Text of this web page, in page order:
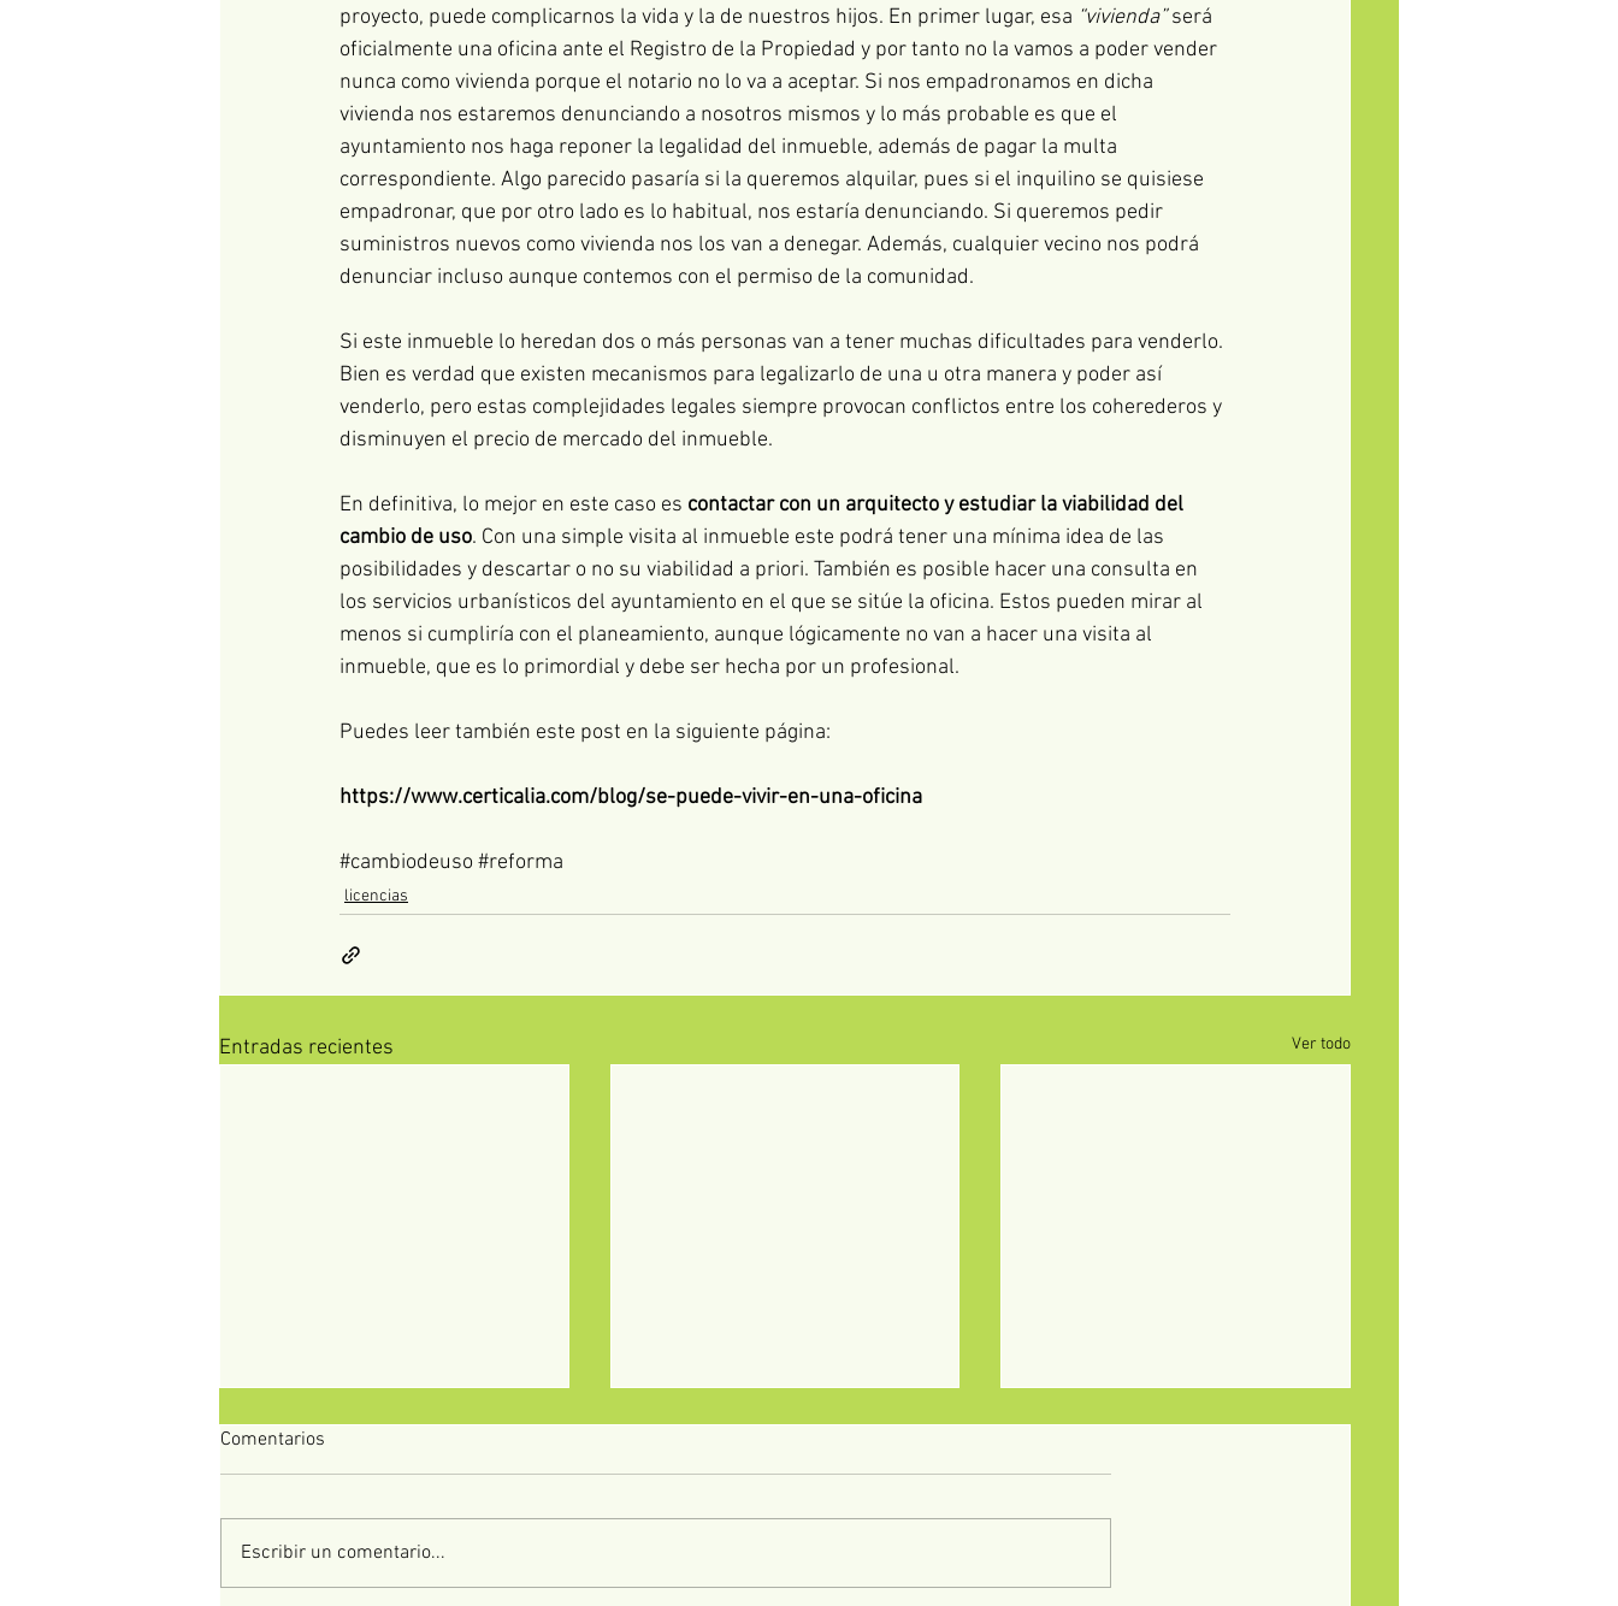
proyecto, puede complicarnos la vida y la de nuestros hijos. En primer lugar, esa “vivienda” será
oficialmente una oficina ante el Registro de la Propiedad y por tanto no la vamos a poder vender
nunca como vivienda porque el notario no lo va a aceptar. Si nos empadronamos en dicha
vivienda nos estaremos denunciando a nosotros mismos y lo más probable es que el
ayuntamiento nos haga reponer la legalidad del inmueble, además de pagar la multa
correspondiente. Algo parecido pasaría si la queremos alquilar, pues si el inquilino se quisiese
empadronar, que por otro lado es lo habitual, nos estaría denunciando. Si queremos pedir
suministros nuevos como vivienda nos los van a denegar. Además, cualquier vecino nos podrá
denunciar incluso aunque contemos con el permiso de la comunidad.
Si este inmueble lo heredan dos o más personas van a tener muchas dificultades para venderlo.
Bien es verdad que existen mecanismos para legalizarlo de una u otra manera y poder así
venderlo, pero estas complejidades legales siempre provocan conflictos entre los coherederos y
disminuyen el precio de mercado del inmueble.
En definitiva, lo mejor en este caso es contactar con un arquitecto y estudiar la viabilidad del
cambio de uso. Con una simple visita al inmueble este podrá tener una mínima idea de las
posibilidades y descartar o no su viabilidad a priori. También es posible hacer una consulta en
los servicios urbanísticos del ayuntamiento en el que se sitúe la oficina. Estos pueden mirar al
menos si cumpliría con el planeamiento, aunque lógicamente no van a hacer una visita al
inmueble, que es lo primordial y debe ser hecha por un profesional.
Puedes leer también este post en la siguiente página:
https://www.certicalia.com/blog/se-puede-vivir-en-una-oficina
#cambiodeuso #reforma
licencias
Entradas recientes Ver todo
Comentarios
Escribir un comentario...